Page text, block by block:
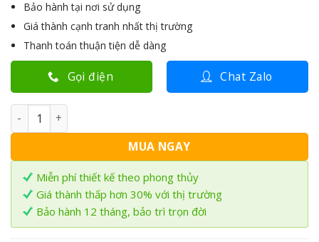
Bảo hành tại nơi sử dụng
Giá thành cạnh tranh nhất thị trường
Thanh toán thuận tiện dễ dàng
Gọi điện Chat Zalo
Sập thờ Mai Điểu gỗ Chiu Liu ST-06 số lượng
MUA NGAY
Miễn phí thiết kế theo phong thủy
Giá thành thấp hơn 30% với thị trường
Bảo hành 12 tháng, bảo trì trọn đời